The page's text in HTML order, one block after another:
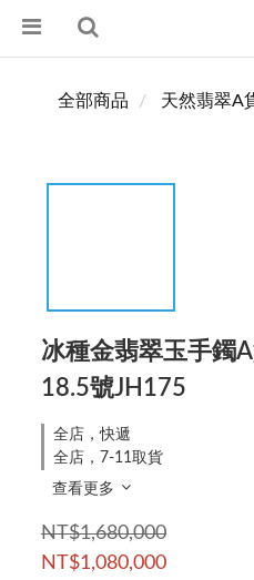
全部商品 天然翡翠A
冰種金翡翠玉手鐲
18.5號JH175
全店，快遞
全店，7-11取貨
查看更多
NT$1,680,000
NT$1,080,000